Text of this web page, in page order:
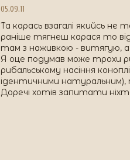
05.09.11
Та карась взагалі якийсь не
раніше тягнеш карася то
там з наживкою - витягую,
Я оце подумав може трохи
рибальському насіння
ідентичними
Доречі хотів запитати